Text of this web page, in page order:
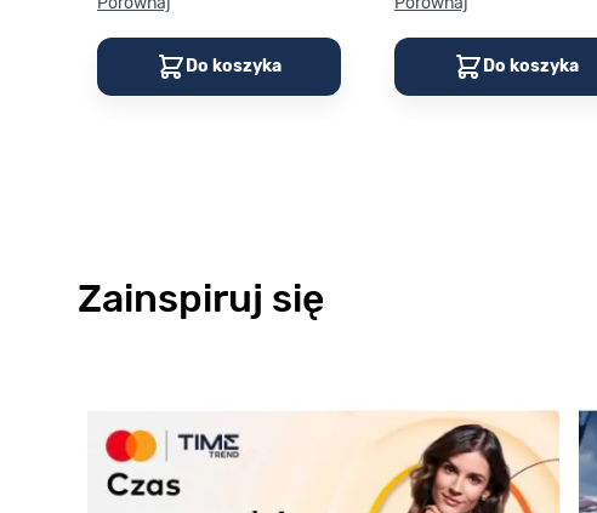
Do koszyka Do koszyka
Zainspiruj się